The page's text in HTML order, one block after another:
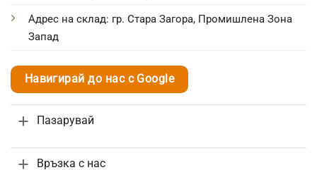
Адрес на склад: гр. Стара Загора, Промишлена Зона
Запад
Навигирай до нас с Google
Пазарувай
Връзка с нас